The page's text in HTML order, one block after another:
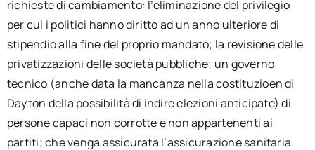
richieste di cambiamento: l’eliminazione del privilegio
per cui i politici hanno diritto ad un anno ulteriore di
stipendio alla fine del proprio mandato; la revisione delle
privatizzazioni delle società pubbliche; un governo
tecnico (anche data la mancanza nella costituzioen di
Dayton della possibilità di indire elezioni anticipate) di
persone capaci non corrotte e non appartenenti ai
partiti; che venga assicurata l’assicurazione sanitaria